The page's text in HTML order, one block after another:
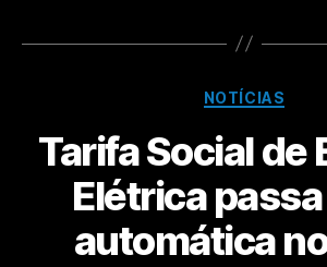
NOTÍCIAS
Tarifa Social de
Elétrica
automática